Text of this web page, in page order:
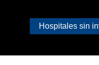
Hospitales sin